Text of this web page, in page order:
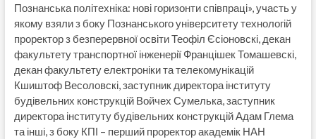
Познанська політехніка: нові горизонти співпраці», участь у
якому взяли з боку Познанського університету технологій
проректор з безперервної освіти Теофіл Єсіоновскі, декан
факультету транспортної інженерії Францішек Томашевскі,
декан факультету електроніки та телекомунікацій
Кшиштоф Весоловскі, заступник директора інституту
будівельних конструкцій Войчех Сумелька, заступник
директора інституту будівельних конструкцій Адам Глема
та інші, з боку КПІ – перший проректор академік НАН